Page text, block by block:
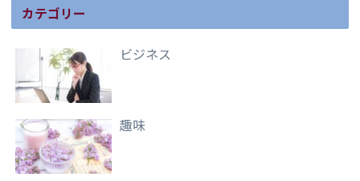
カテゴリー
ビジネス
趣味